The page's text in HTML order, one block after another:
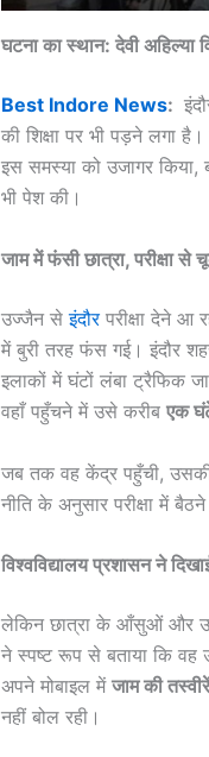
घटना का स्थान: देवी अहिल्या
Best Indore News:
की शिक्षा पर भी पड़ने लगा
इस समस्या को उजागर किया,
भी पेश की।
जाम में फंसी छात्रा, परीक्षा से
उज्जैन से इंदौर परीक्षा देने आ
में बुरी तरह फंस गई। इंदौर
इलाकों में घंटों लंबा ट्रैफिक
वहाँ पहुँचने में उसे करीब एक
जब तक वह केंद्र पहुँची,
नीति के अनुसार परीक्षा में
विश्वविद्यालय प्रशासन ने
लेकिन छात्रा के आँसुओं और
ने स्पष्ट रूप से बताया कि
अपने मोबाइल में जाम की
नहीं बोल रही।